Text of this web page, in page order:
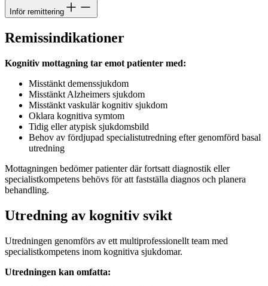
Inför remittering
Remissindikationer
Kognitiv mottagning tar emot patienter med:
Misstänkt demenssjukdom
Misstänkt Alzheimers sjukdom
Misstänkt vaskulär kognitiv sjukdom
Oklara kognitiva symtom
Tidig eller atypisk sjukdomsbild
Behov av fördjupad specialistutredning efter genomförd basal
utredning
Mottagningen bedömer patienter där fortsatt diagnostik eller
specialistkompetens behövs för att fastställa diagnos och planera
behandling.
Utredning av kognitiv svikt
Utredningen genomförs av ett multiprofessionellt team med
specialistkompetens inom kognitiva sjukdomar.
Utredningen kan omfatta: